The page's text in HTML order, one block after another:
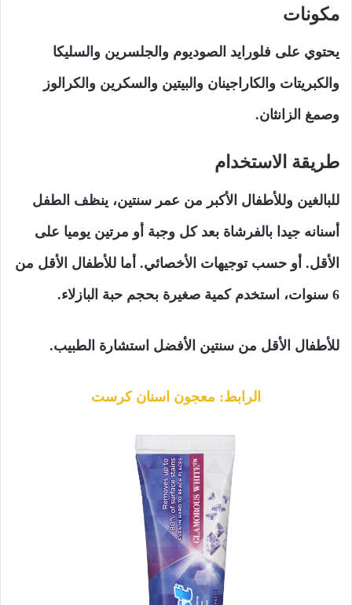
مكونات
يحتوي على فلورايد الصوديوم والجلسرين والسليكا
والكبريتات والكاراجينان والبيتين والسكرين والكرالوز
وصمغ الزانثان.
طريقة الاستخدام
للبالغين وللأطفال الأكبر من عمر سنتين، ينظف الطفل
أسنانه جيدا بالفرشاة بعد كل وجبة أو مرتين يوميا على
الأقل. أو حسب توجيهات الأخصائي. أما للأطفال الأقل من
6 سنوات، استخدم كمية صغيرة بحجم حبة البازلاء.
للأطفال الأقل من سنتين الأفضل استشارة الطبيب.
الرابط: معجون اسنان كرست